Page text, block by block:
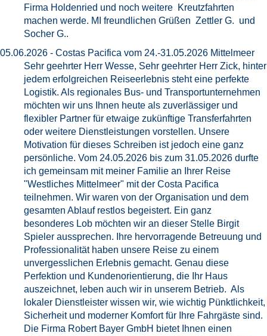
Firma Holdenried und noch weitere Kreutzfahrten
machen werde. MI freundlichen Grüßen Zettler G. und
Socher G..
05.06.2026 - Costas Pacifica vom 24.-31.05.2026 Mittelmeer
Sehr geehrter Herr Wesse, Sehr geehrter Herr Zick, hinter
jedem erfolgreichen Reiseerlebnis steht eine perfekte
Logistik. Als regionales Bus- und Transportunternehmen
möchten wir uns Ihnen heute als zuverlässiger und
flexibler Partner für etwaige zukünftige Transferfahrten
oder weitere Dienstleistungen vorstellen. Unsere
Motivation für dieses Schreiben ist jedoch eine ganz
persönliche. Vom 24.05.2026 bis zum 31.05.2026 durfte
ich gemeinsam mit meiner Familie an Ihrer Reise
"Westliches Mittelmeer" mit der Costa Pacifica
teilnehmen. Wir waren von der Organisation und dem
gesamten Ablauf restlos begeistert. Ein ganz
besonderes Lob möchten wir an dieser Stelle Birgit
Spieler aussprechen. Ihre hervorragende Betreuung und
Professionalität haben unsere Reise zu einem
unvergesslichen Erlebnis gemacht. Genau diese
Perfektion und Kundenorientierung, die Ihr Haus
auszeichnet, leben auch wir in unserem Betrieb. Als
lokaler Dienstleister wissen wir, wie wichtig Pünktlichkeit,
Sicherheit und moderner Komfort für Ihre Fahrgäste sind.
Die Firma Robert Bayer GmbH bietet Ihnen einen